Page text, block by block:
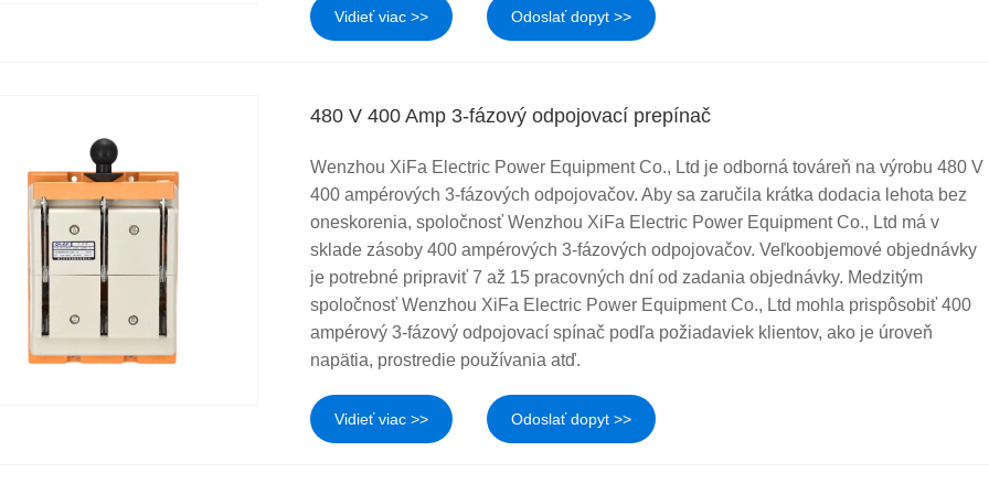
Vidieť viac >> Odoslať dopyt >>
480 V 400 Amp 3-fázový odpojovací prepínač
Wenzhou XiFa Electric Power Equipment Co., Ltd je odborná továreň na výrobu 480 V
400 ampérových 3-fázových odpojovačov. Aby sa zaručila krátka dodacia lehota bez
oneskorenia, spoločnosť Wenzhou XiFa Electric Power Equipment Co., Ltd má v
sklade zásoby 400 ampérových 3-fázových odpojovačov. Veľkoobjemové objednávky
je potrebné pripraviť 7 až 15 pracovných dní od zadania objednávky. Medzitým
spoločnosť Wenzhou XiFa Electric Power Equipment Co., Ltd mohla prispôsobiť 400
ampérový 3-fázový odpojovací spínač podľa požiadaviek klientov, ako je úroveň
napätia, prostredie používania atď.
Vidieť viac >> Odoslať dopyt >>